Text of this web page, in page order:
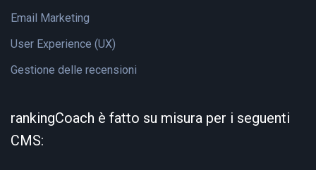
Email Marketing
User Experience (UX)
Gestione delle recensioni
rankingCoach è fatto su misura per i seguenti
CMS: